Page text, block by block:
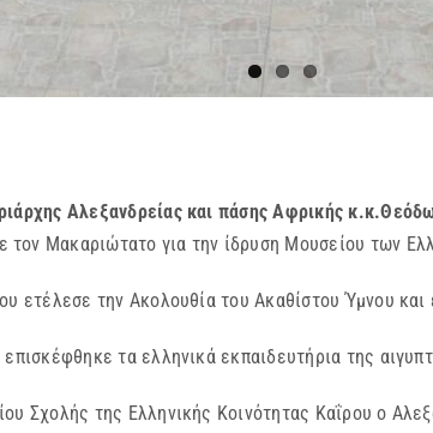
Αλεξανδρείας και πάσης Αφρικής
Μακαριώτατο για την ίδρυση Μουσείου των
την Ακολουθία του Ακαθίστου Ύμνου και
τα ελληνικά εκπαιδευτήρια της
της Ελληνικής Κοινότητας Καΐρου ο